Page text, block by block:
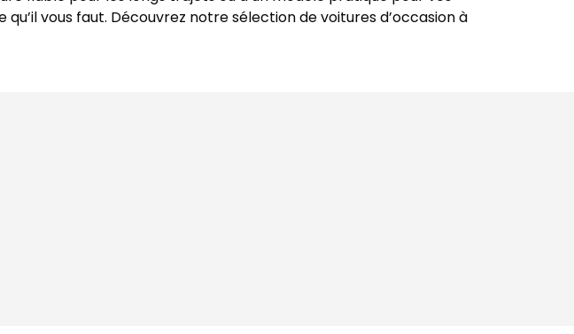
vous faut. Découvrez notre sélection de voitures d’occasion à